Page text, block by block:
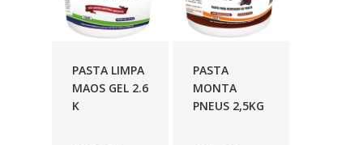
PASTA LIMPA
MAOS GEL 2.6
K
PASTA
MONTA
PNEUS 2,5KG